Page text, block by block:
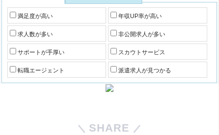
満足度が高い 年収UP率が高い
求人数が多い 非公開求人が多い
サポートが手厚い スカウトサービス
転職エージェント 派遣求人が見つかる
SHARE